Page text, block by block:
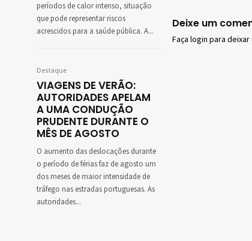
períodos de calor intenso, situação
que pode representar riscos
acrescidos para a saúde pública. A...
Destaque
VIAGENS DE VERÃO:
AUTORIDADES APELAM
A UMA CONDUÇÃO
PRUDENTE DURANTE O
MÊS DE AGOSTO
O aumento das deslocações durante
o período de férias faz de agosto um
dos meses de maior intensidade de
tráfego nas estradas portuguesas. As
autoridades...
Deixe um
Faça login para